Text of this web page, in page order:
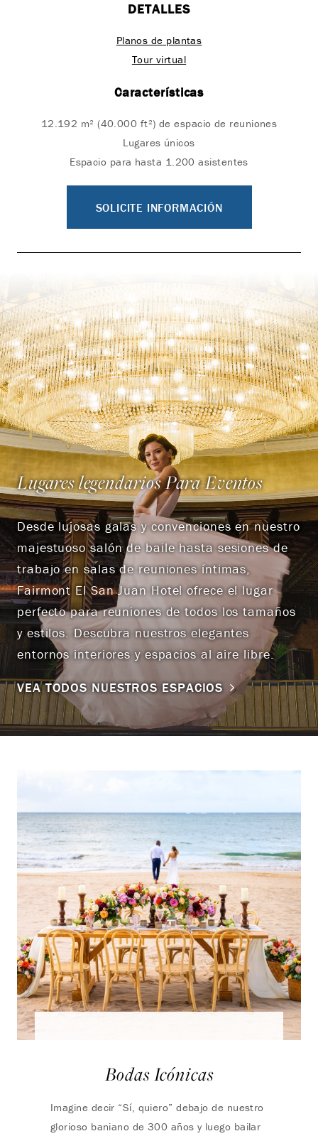
DETALLES
Planos de plantas
Tour virtual
Características
12.192 m² (40.000 ft²) de espacio de reuniones
Lugares únicos
Espacio para hasta 1.200 asistentes
SOLICITE INFORMACIÓN
Lugares legendarios Para Eventos
Desde lujosas galas y convenciones en nuestro
majestuoso salón de baile hasta sesiones de
trabajo en salas de reuniones íntimas,
Fairmont El San Juan Hotel ofrece el lugar
perfecto para reuniones de todos los tamaños
y estilos. Descubra nuestros elegantes
entornos interiores y espacios al aire libre.
VEA TODOS NUESTROS ESPACIOS
Bodas Icónicas
Imagine decir “Sí, quiero” debajo de nuestro
glorioso baniano de 300 años y luego bailar